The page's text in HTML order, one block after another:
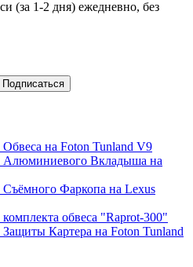
(за 1-2 дня) ежедневно, без
Обвеса на Foton Tunland V9
Алюминиевого Вкладыша на
Съёмного Фаркопа на Lexus
комплекта обвеса "Raprot-300"
Защиты Картера на Foton Tunland